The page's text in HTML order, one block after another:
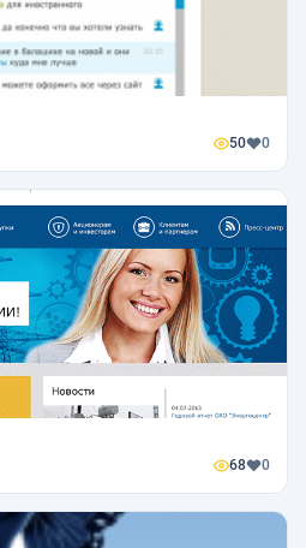
50 0
68 0